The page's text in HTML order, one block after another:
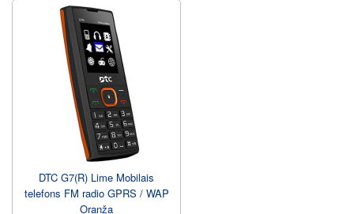
DTC G7(R) Lime Mobilais
telefons FM radio GPRS / WAP
Oranža